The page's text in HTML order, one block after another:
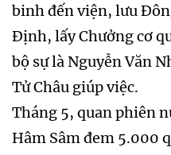
binh đến viện, lưu
Định, lấy Chưởng cơ
bộ sự là Nguyễn Văn
Tử Châu giúp việc.
Tháng 5, quan phiên
Hâm Sâm đem 5.000